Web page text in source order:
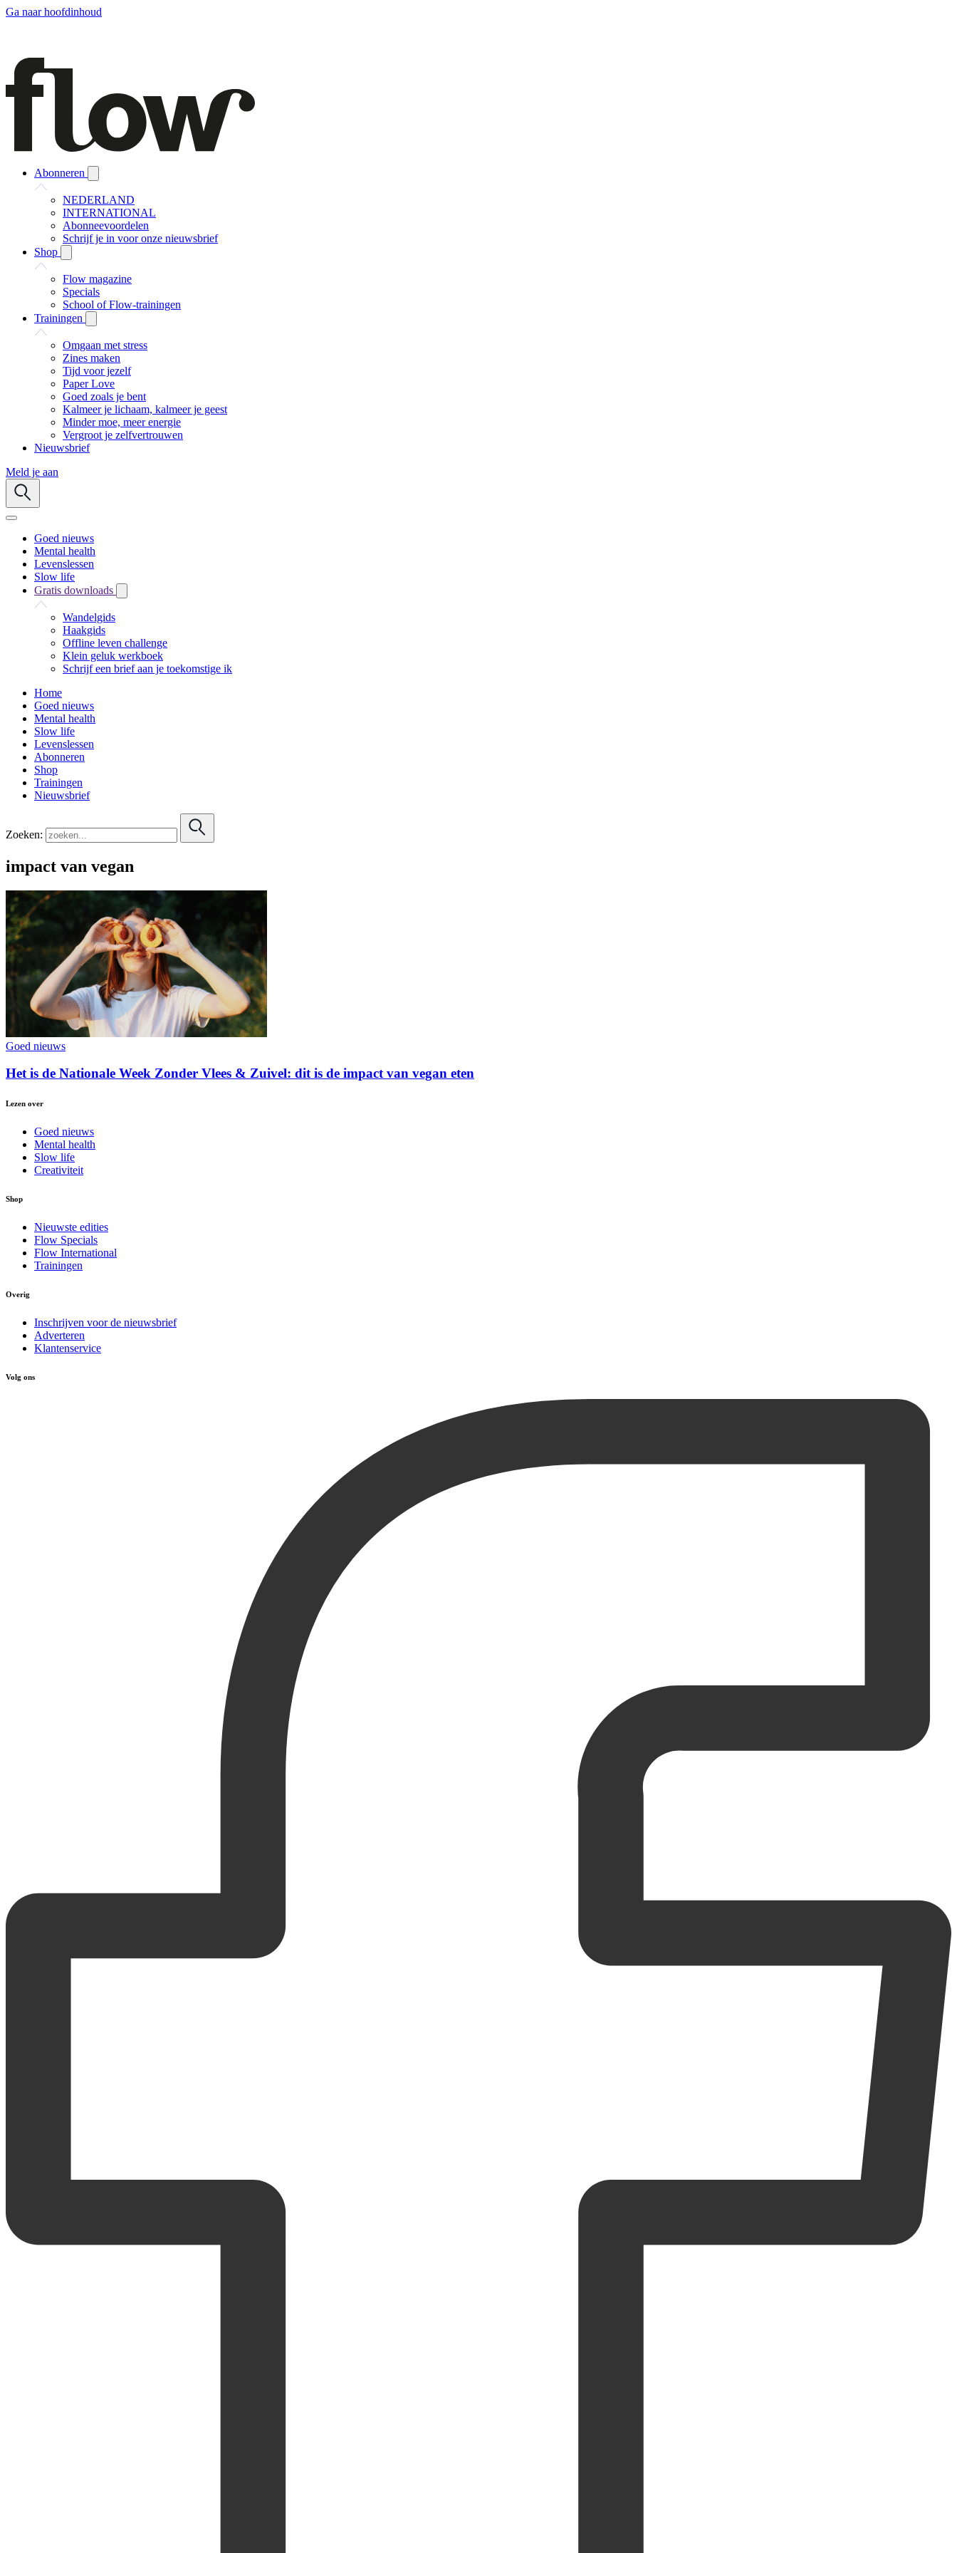
Ga naar hoofdinhoud
Abonneren
NEDERLAND
INTERNATIONAL
Abonneevoordelen
Schrijf je in voor onze nieuwsbrief
Shop
Flow magazine
Specials
School of Flow-trainingen
Trainingen
Omgaan met stress
Zines maken
Tijd voor jezelf
Paper Love
Goed zoals je bent
Kalmeer je lichaam, kalmeer je geest
Minder moe, meer energie
Vergroot je zelfvertrouwen
Nieuwsbrief
Meld je aan
Goed nieuws
Mental health
Levenslessen
Slow life
Gratis downloads
Wandelgids
Haakgids
Offline leven challenge
Klein geluk werkboek
Schrijf een brief aan je toekomstige ik
Home
Goed nieuws
Mental health
Slow life
Levenslessen
Abonneren
Shop
Trainingen
Nieuwsbrief
Zoeken:
impact van vegan
Goed nieuws
Het is de Nationale Week Zonder Vlees & Zuivel: dit is de impact van vegan eten
Lezen over
Goed nieuws
Mental health
Slow life
Creativiteit
Shop
Nieuwste edities
Flow Specials
Flow International
Trainingen
Overig
Inschrijven voor de nieuwsbrief
Adverteren
Klantenservice
Volg ons